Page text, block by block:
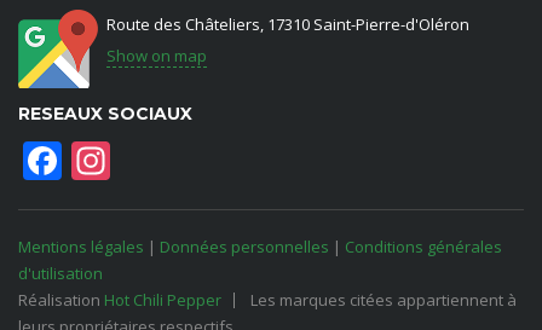
Route des Châteliers, 17310 Saint-Pierre-d'Oléron
Show on map
RESEAUX SOCIAUX
Facebook
Mentions légales | Données personnelles | Conditions générales
d'utilisation
Réalisation Hot Chili Pepper
Les marques citées appartiennent à